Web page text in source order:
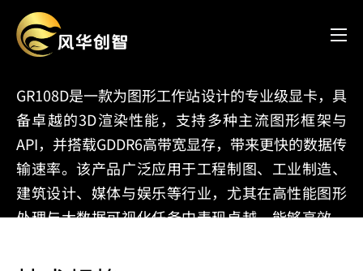
GR108D
GR108D是一款为图形工作站设计的专业级显卡，具
备卓越的3D渲染性能，支持多种主流图形框架与
API，并搭载GDDR6高带宽显存，带来更快的数据传
输速率。该产品广泛应用于工程制图、工业制造、
建筑设计、媒体与娱乐等行业，尤其在高性能图形
处理与大数据可视化任务中表现卓越，能够高效、
染操作。